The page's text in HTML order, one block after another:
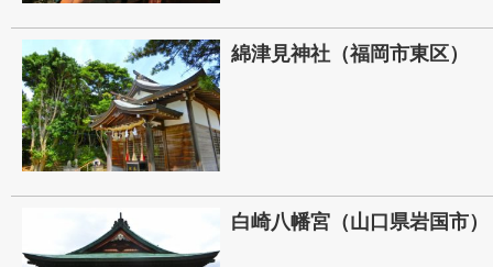
綿津見神社（福岡市東区）
白崎八幡宮（山口県岩国市）